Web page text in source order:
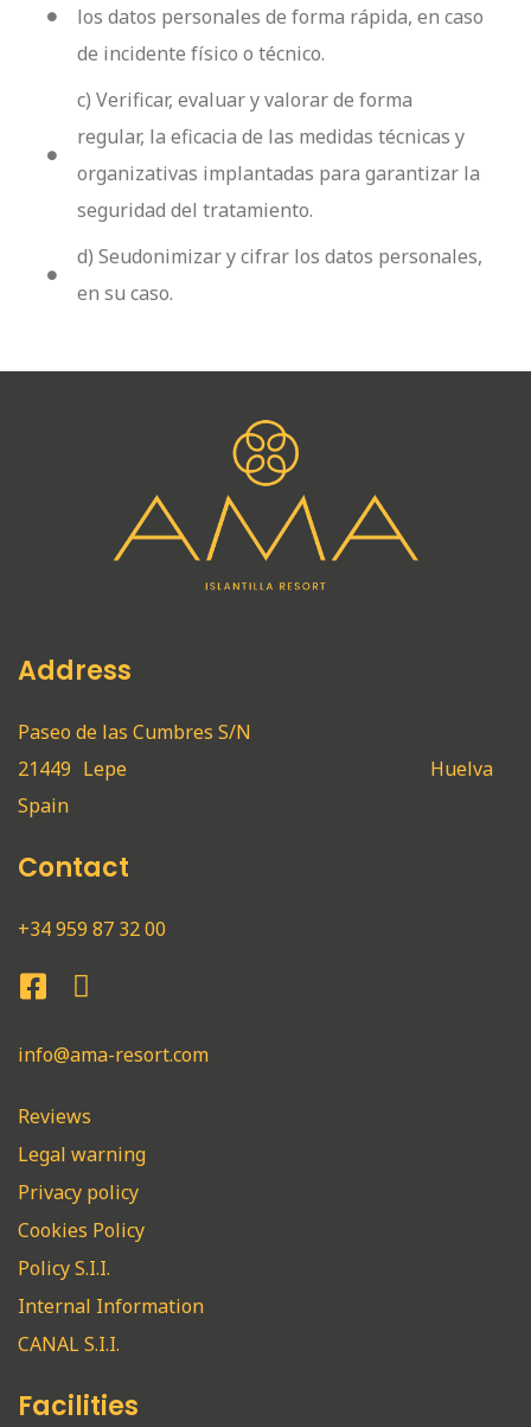
los datos personales de forma rápida, en caso
de incidente físico o técnico.
c) Verificar, evaluar y valorar de forma
regular, la eficacia de las medidas técnicas y
organizativas implantadas para garantizar la
seguridad del tratamiento.
d) Seudonimizar y cifrar los datos personales,
en su caso.
Address
Paseo de las Cumbres S/N
21449 Lepe
Huelva
Spain
Contact
+34 959 87 32 00
info@ama-resort.com
Reviews
Legal warning
Privacy policy
Cookies Policy
Policy S.I.I.
Internal Information
CANAL S.I.I.
Facilities